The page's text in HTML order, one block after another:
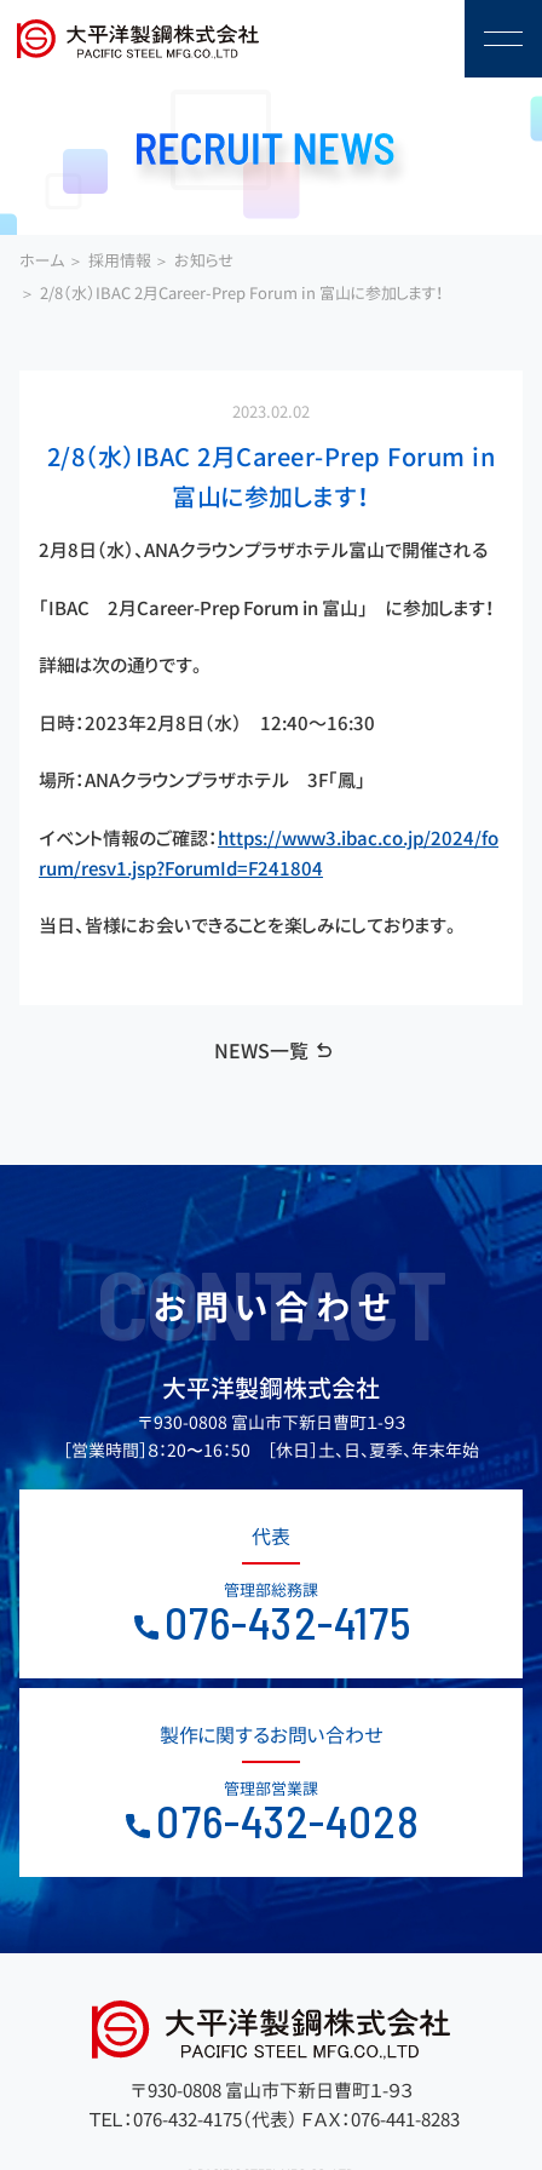
ホーム 採用情報
お知らせ
2/8（水）IBAC 2月Career-Prep Forum in 富山に参加します！
2023.02.02
2/8（水）IBAC 2月Career-Prep Forum in
富山に参加します！
2月8日（水）、ANAクラウンプラザホテル富山で開催される
「IBAC 2月Career-Prep Forum in 富山」 に参加します！
詳細は次の通りです。
日時：2023年2月8日（水） 12:40～16:30
場所：ANAクラウンプラザホテル 3F「鳳」
イベント情報のご確認：https://www3.ibac.co.jp/2024/fo
rum/resv1.jsp?ForumId=F241804
当日、皆様にお会いできることを楽しみにしております。
NEWS一覧
CONTACT
お問い合わせ
大平洋製鋼株式会社
〒930-0808 富山市下新日曹町１-９３
［営業時間］８：20〜16：50 ［休日］土、日、夏季、年末年始
代表
管理部総務課
076-432-4175
製作に関するお問い合わせ
管理部営業課
076-432-4028
〒930-0808 富山市下新日曹町１-９３
ＴＥＬ：076-432-4175（代表） ＦＡＸ：076-441-8283